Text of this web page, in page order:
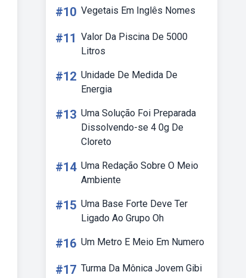
#10 Vegetais Em Inglês Nomes
#11 Valor Da Piscina De 5000
Litros
#12 Unidade De Medida De
Energia
#13 Uma Solução Foi Preparada
Dissolvendo-se 4 0g De
Cloreto
#14 Uma Redação Sobre O Meio
Ambiente
#15 Uma Base Forte Deve Ter
Ligado Ao Grupo Oh
#16 Um Metro E Meio Em Numero
#17 Turma Da Mônica Jovem Gibi